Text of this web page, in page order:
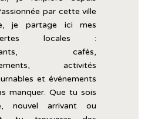
par cetteville
jepartage icimes
locales :
cafés,
activités
etévénements
manquer.Quetusois
nouvelarrivantou